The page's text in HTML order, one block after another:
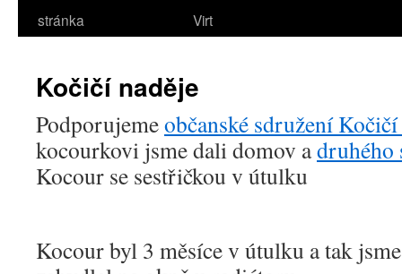
webu
stránka
Virt
Kočičí naděje
Podporujemeobčanské sdružení Kočičí
kocourkovi jsme dali domov adruhého
Kocour se sestřičkou v útulku
Kocour byl 3 měsíce v útulku a tak